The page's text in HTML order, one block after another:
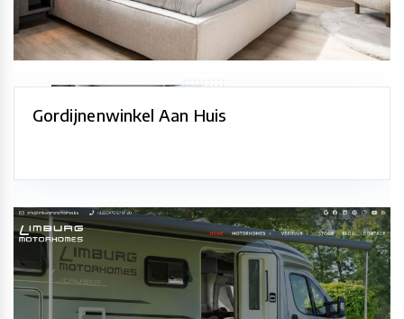
Gordijnenwinkel Aan Huis